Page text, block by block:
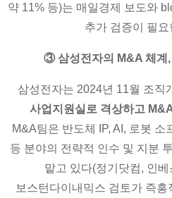
약 11% 등)는 매일경제 보도와
추가 검증이 필
③ 삼성전자의 M&A 체계,
삼성전자는 2024년 11월 조직
사업지원실로 격상하고
M&A팀은 반도체 IP, AI, 로봇 소
등 분야의 전략적 인수 및 지분
맡고 있다(정기닷컴, 인
보스턴다이내믹스 검토가 즉